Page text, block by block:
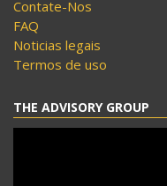
Contate-Nos
FAQ
Noticias legais
Termos de uso
THE ADVISORY GROUP